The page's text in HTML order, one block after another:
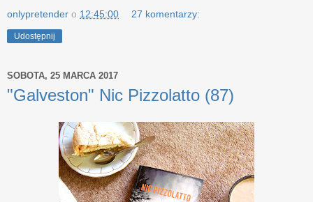
onlypretender o 12:45:00 27 komentarzy:
Udostępnij
SOBOTA, 25 MARCA 2017
"Galveston" Nic Pizzolatto (87)